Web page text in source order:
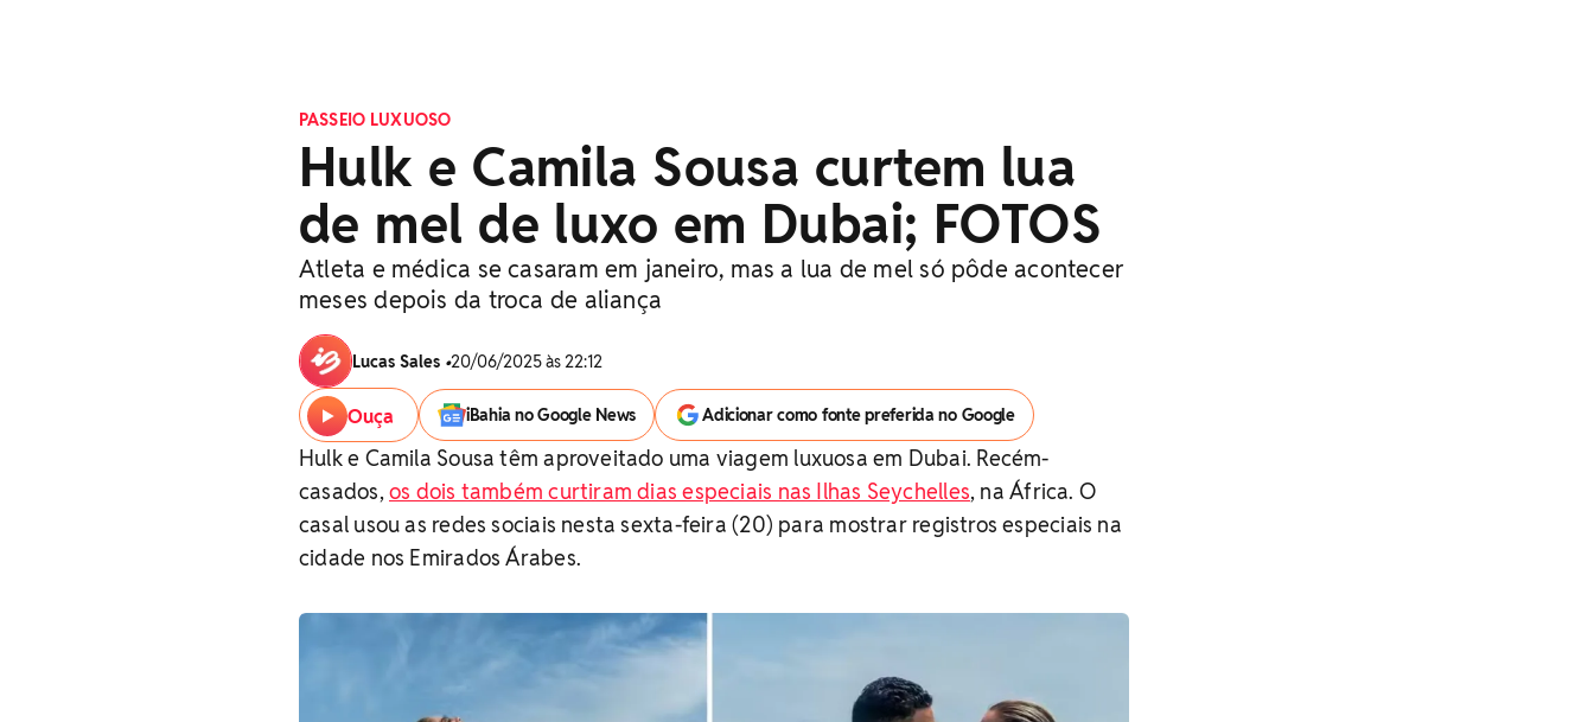
PASSEIO LUXUOSO
Hulk e Camila Sousa curtem lua
de mel de luxo em Dubai; FOTOS
Atleta e médica se casaram em janeiro, mas a lua de mel só pôde acontecer
meses depois da troca de aliança
Lucas Sales •20/06/2025 às 22:12
Ouça iBahia no Google News Adicionar como fonte preferida no Google
Hulk e Camila Sousa têm aproveitado uma viagem luxuosa em Dubai. Recém-
casados,os dois também curtiram dias especiais nas Ilhas Seychelles, na África. O
casal usou as redes sociais nesta sexta-feira (20) para mostrar registros especiais na
cidade nos Emirados Árabes.